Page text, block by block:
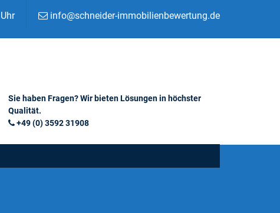
info@schneider-immobilienbewertung.de
Sie haben Fragen? Wir bieten Lösungen in höchster
Qualität.
+49 (0) 3592 31908